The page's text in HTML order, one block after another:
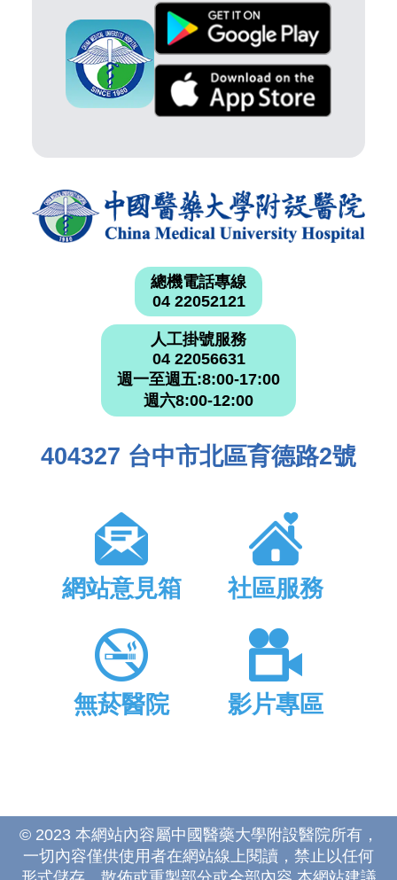
總機電話專線
04 22052121
人工掛號服務
04 22056631
週一至週五:8:00-17:00
週六8:00-12:00
404327 台中市北區育德路2號
網站意見箱 社區服務
無菸醫院 影片專區
© 2023 本網站內容屬中國醫藥大學附設醫院所有，
一切內容僅供使用者在網站線上閱讀，禁止以任何